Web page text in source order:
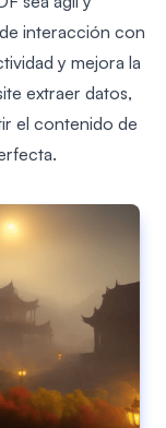
interacción con
y mejora la
extraer datos,
el contenido de